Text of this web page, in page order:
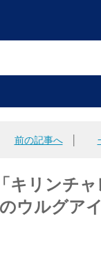
前の記事へ│
キリンチ
ウルグア